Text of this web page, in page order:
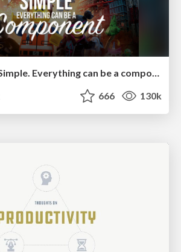
ReactJS: Keep Simple. Everything can be a component!
666 130k